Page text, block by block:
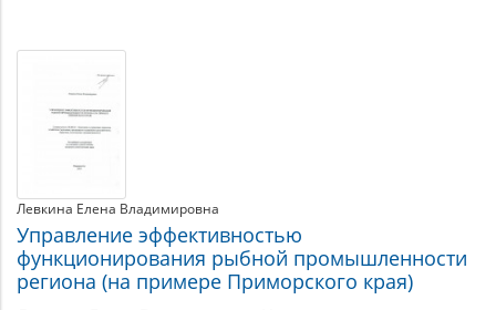
Левкина Елена Владимировна
Управление эффективностью
функционирования рыбной промышленности
региона (на примере Приморского края)